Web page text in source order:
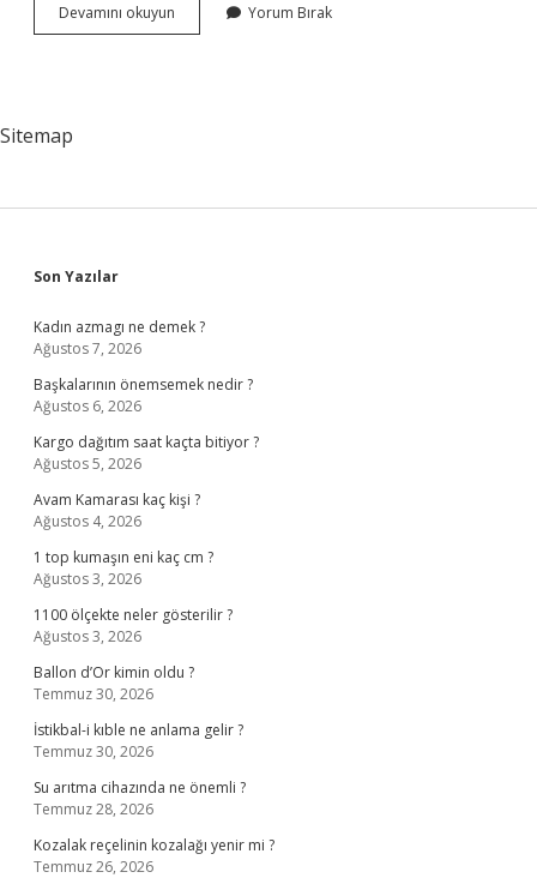
Devamını okuyun Sentrozom
Nedir
Yorum Bırak
Sitemap
Sidebar
Son Yazılar
Kadın azmagı ne demek ?
Ağustos 7, 2026
Başkalarının önemsemek nedir ?
Ağustos 6, 2026
Kargo dağıtım saat kaçta bitiyor ?
Ağustos 5, 2026
Avam Kamarası kaç kişi ?
Ağustos 4, 2026
1 top kumaşın eni kaç cm ?
Ağustos 3, 2026
1100 ölçekte neler gösterilir ?
Ağustos 3, 2026
Ballon d’Or kimin oldu ?
Temmuz 30, 2026
İstikbal-i kıble ne anlama gelir ?
Temmuz 30, 2026
Su arıtma cihazında ne önemli ?
Temmuz 28, 2026
Kozalak reçelinin kozalağı yenir mi ?
Temmuz 26, 2026